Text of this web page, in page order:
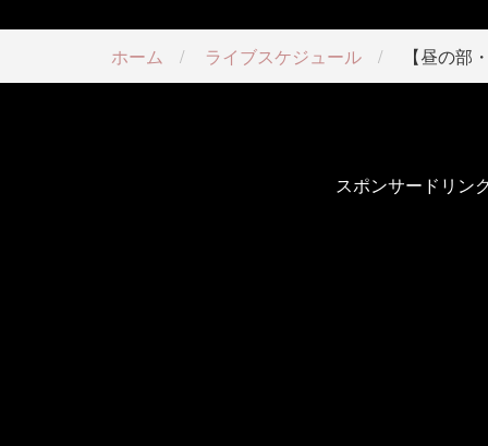
ホーム ライブスケジュール 【昼の
スポンサードリン